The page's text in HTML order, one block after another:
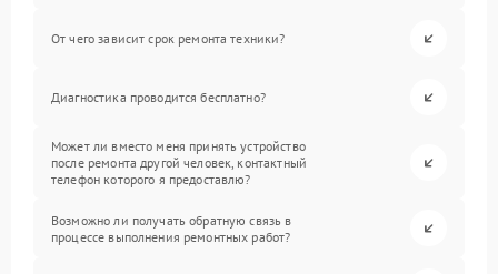
От чего зависит срок ремонта техники?
Диагностика проводится бесплатно?
Может ли вместо меня принять устройство
после ремонта другой человек, контактный
телефон которого я предоставлю?
Возможно ли получать обратную связь в
процессе выполнения ремонтных работ?